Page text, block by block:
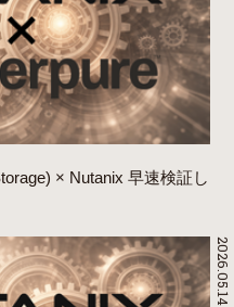
× Nutanix 早速検証し
2026.05.14